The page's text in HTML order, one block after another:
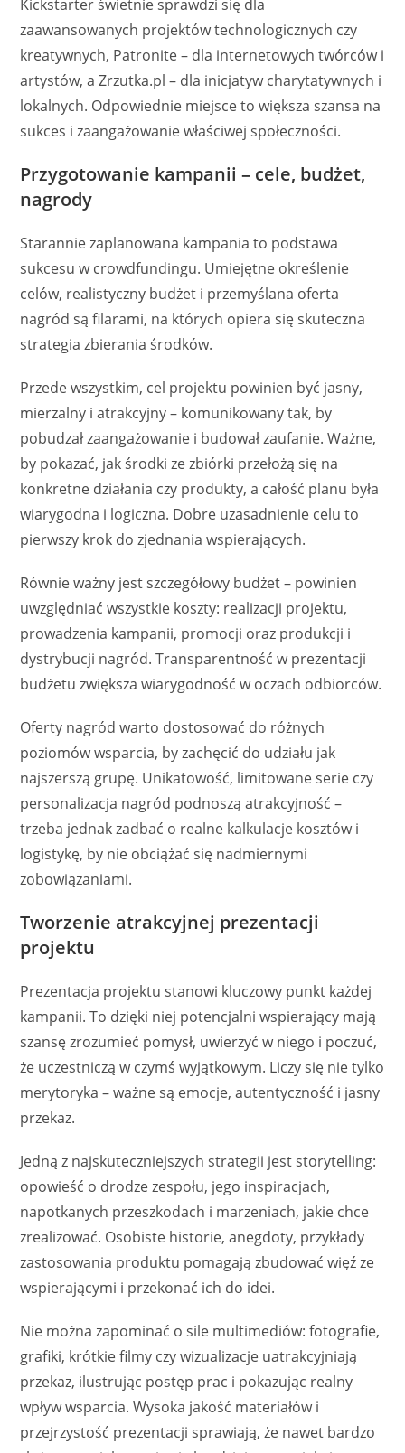
Kickstarter świetnie sprawdzi się dla
zaawansowanych projektów technologicznych czy
kreatywnych, Patronite – dla internetowych twórców i
artystów, a Zrzutka.pl – dla inicjatyw charytatywnych i
lokalnych. Odpowiednie miejsce to większa szansa na
sukces i zaangażowanie właściwej społeczności.
Przygotowanie kampanii – cele, budżet,
nagrody
Starannie zaplanowana kampania to podstawa
sukcesu w crowdfundingu. Umiejętne określenie
celów, realistyczny budżet i przemyślana oferta
nagród są filarami, na których opiera się skuteczna
strategia zbierania środków.
Przede wszystkim, cel projektu powinien być jasny,
mierzalny i atrakcyjny – komunikowany tak, by
pobudzał zaangażowanie i budował zaufanie. Ważne,
by pokazać, jak środki ze zbiórki przełożą się na
konkretne działania czy produkty, a całość planu była
wiarygodna i logiczna. Dobre uzasadnienie celu to
pierwszy krok do zjednania wspierających.
Równie ważny jest szczegółowy budżet – powinien
uwzględniać wszystkie koszty: realizacji projektu,
prowadzenia kampanii, promocji oraz produkcji i
dystrybucji nagród. Transparentność w prezentacji
budżetu zwiększa wiarygodność w oczach odbiorców.
Oferty nagród warto dostosować do różnych
poziomów wsparcia, by zachęcić do udziału jak
najszerszą grupę. Unikatowość, limitowane serie czy
personalizacja nagród podnoszą atrakcyjność –
trzeba jednak zadbać o realne kalkulacje kosztów i
logistykę, by nie obciążać się nadmiernymi
zobowiązaniami.
Tworzenie atrakcyjnej prezentacji
projektu
Prezentacja projektu stanowi kluczowy punkt każdej
kampanii. To dzięki niej potencjalni wspierający mają
szansę zrozumieć pomysł, uwierzyć w niego i poczuć,
że uczestniczą w czymś wyjątkowym. Liczy się nie tylko
merytoryka – ważne są emocje, autentyczność i jasny
przekaz.
Jedną z najskuteczniejszych strategii jest storytelling:
opowieść o drodze zespołu, jego inspiracjach,
napotkanych przeszkodach i marzeniach, jakie chce
zrealizować. Osobiste historie, anegdoty, przykłady
zastosowania produktu pomagają zbudować więź ze
wspierającymi i przekonać ich do idei.
Nie można zapominać o sile multimediów: fotografie,
grafiki, krótkie filmy czy wizualizacje uatrakcyjniają
przekaz, ilustrując postęp prac i pokazując realny
wpływ wsparcia. Wysoka jakość materiałów i
przejrzystość prezentacji sprawiają, że nawet bardzo